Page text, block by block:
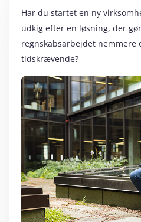
Har du startet en ny
udkig efter en løsning, der gør
regnskabsarbejdet nemmere
tidskrævende?